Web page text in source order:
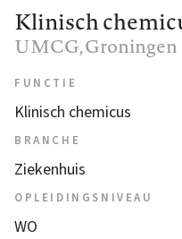
Klinisch
UMCG, Groningen
FUNCTIE
Klinisch chemicus
BRANCHE
Ziekenhuis
OPLEIDINGSNIVEAU
WO